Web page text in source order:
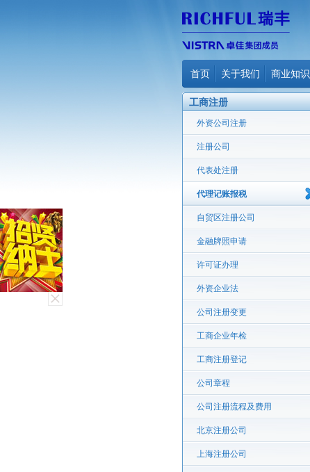
首页 关于我们 商业知识
工商注册
外资公司注册
注册公司
代表处注册
代理记账报税
自贸区注册公司
金融牌照申请
许可证办理
外资企业法
公司注册变更
工商企业年检
工商注册登记
公司章程
公司注册流程及费用
北京注册公司
上海注册公司